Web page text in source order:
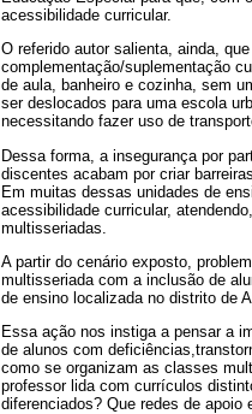
acessibilidade curricular.
O referido autor salienta, ainda,
complementação/suplementação
de aula, banheiro e cozinha, sem
ser deslocados para uma escola
necessitando fazer uso de
Dessa forma, a insegurança por
discentes acabam por criar
Em muitas dessas unidades de
acessibilidade curricular,
multisseriadas.
A partir do cenário exposto,
multisseriada com a inclusão de
de ensino localizada no distrito de
Essa ação nos instiga a pensar a
de alunos com
como se organizam as classes
professor lida com currículos
diferenciados? Que redes de